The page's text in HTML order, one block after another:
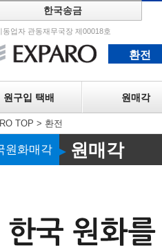
한국송금
동업자 관동재무국장 제00018호
환전
원구입 택배 원매각
TOP > 환전
원화매각 ▶원매각